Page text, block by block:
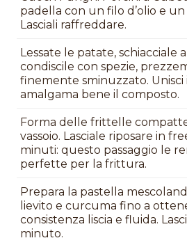
padella con un filo d’olio e un
Lasciali raffreddare.
Lessate le patate, schiacciale
condiscile con spezie,
finemente sminuzzato. Unisci
amalgama bene il composto.
Forma delle frittelle
vassoio. Lasciale riposare in
minuti: questo passaggio le
perfette per la frittura.
Prepara la pastella
lievito e curcuma fino a
consistenza liscia e fluida.
minuto.